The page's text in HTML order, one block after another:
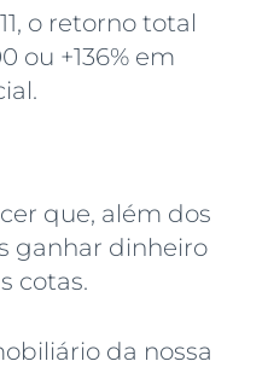
o retorno total
ou +136% em
que, além dos
ganhar dinheiro
cotas.
da nossa